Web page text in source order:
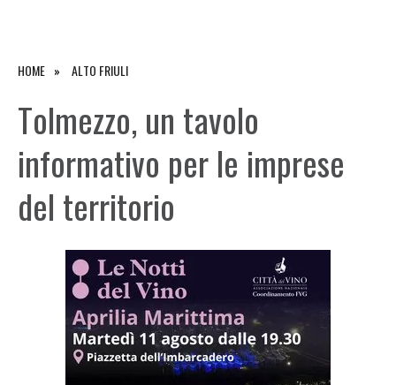
HOME ALTO FRIULI
Tolmezzo, un tavolo
informativo per le imprese
del territorio